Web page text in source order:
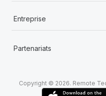
Entreprise
Partenariats
Copyright © 2026. Remote